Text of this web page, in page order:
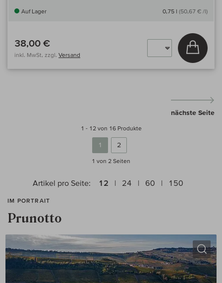
Auf Lager 0,75 l (50,67 € /l)
38,00 €
inkl. MwSt, zzgl. Versand
In
1 - 12 von 16 Produkte
1 2
nächste Seite
1 von 2 Seiten
Artikel pro Seite: 12 24 60 150
IM PORTRAIT
Prunotto